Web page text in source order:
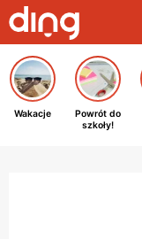
Wakacje
Powrót do
szkoły!